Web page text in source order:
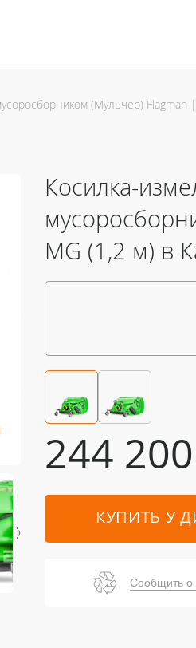
(Мульчер)
Косилка-
MG (1,2 м) в
244 200
КУПИТЬ У
Сообщить о